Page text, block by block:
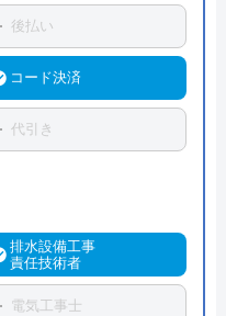
後払い
コード決済
代引き
排水設備工事
責任技術者
電気工事士